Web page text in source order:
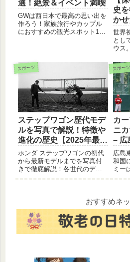
選！絶景＆イベント満喫
GWは西日本で最高の思い出を
作ろう！家族旅行やカップル
におすすめの観光スポット10
史
か
そ
世界
とし
ウス
ンを
代モ
性能
す。
上の
スポーツ
ステップワゴン歴代モデ
ルを写真で解説！特徴や
進化の歴史【2025年最新
版】
ホンダ ステップワゴンの初代
から最新モデルまでを写真付
きで徹底解説！各世代のデザ
スポーツ
カ
ニ
– 広
広島
和国
ミー
ちの
おすすめネ